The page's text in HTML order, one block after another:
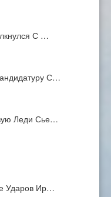
С …
С…
Леди Сье…
Ударов Ир…